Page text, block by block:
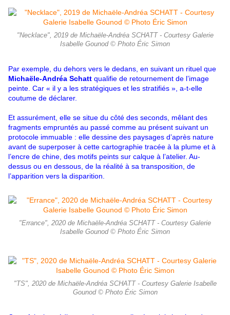
"Necklace", 2019 de Michaële-Andréa SCHATT - Courtesy Galerie
Isabelle Gounod © Photo Éric Simon
Par exemple, du dehors vers le dedans, en suivant un rituel que
Michaële-Andréa Schatt qualifie de retournement de l’image
peinte. Car « il y a les stratégiques et les stratifiés », a-t-elle
coutume de déclarer.
Et assurément, elle se situe du côté des seconds, mêlant des
fragments empruntés au passé comme au présent suivant un
protocole immuable : elle dessine des paysages d’après nature
avant de superposer à cette cartographie tracée à la plume et à
l’encre de chine, des motifs peints sur calque à l’atelier. Au-
dessus ou en dessous, de la réalité à sa transposition, de
l’apparition vers la disparition.
"Errance", 2020 de Michaële-Andréa SCHATT - Courtesy Galerie
Isabelle Gounod © Photo Éric Simon
"TS", 2020 de Michaële-Andréa SCHATT - Courtesy Galerie Isabelle
Gounod © Photo Éric Simon